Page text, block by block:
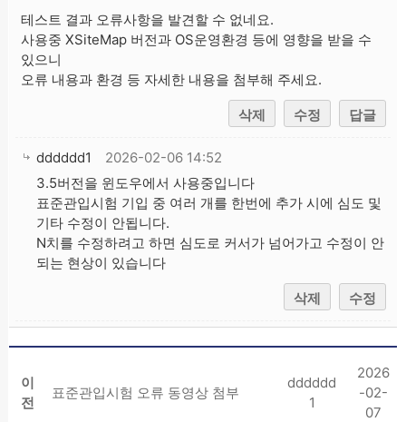
테스트 결과 오류사항을 발견할 수 없네요.
사용중 XSiteMap 버전과 OS운영환경 등에 영향을 받을 수
있으니
오류 내용과 환경 등 자세한 내용을 첨부해 주세요.
삭제 수정 답글
dddddd1
2026-02-06 14:52
3.5버전을 윈도우에서 사용중입니다
표준관입시험 기입 중 여러 개를 한번에 추가 시에 심도 및
기타 수정이 안됩니다.
N치를 수정하려고 하면 심도로 커서가 넘어가고 수정이 안
되는 현상이 있습니다
삭제 수정
이
전
표준관입시험 오류 동영상 첨부
dddddd
1
2026
-02-
07